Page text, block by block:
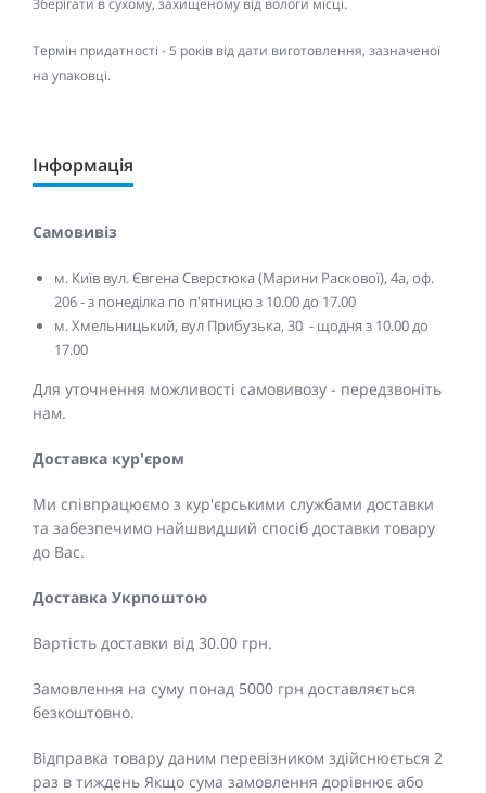
Зберігати в сухому, захищеному від вологи місці.
Термін придатності - 5 років від дати виготовлення, зазначеної
на упаковці.
Інформація
Самовивіз
м. Київ вул. Євгена Сверстюка (Марини Раскової), 4а, оф.
206 - з понеділка по п'ятницю з 10.00 до 17.00
м. Хмельницький, вул Прибузька, 30 - щодня з 10.00 до
17.00
Для уточнення можливості самовивозу - передзвоніть
нам.
Доставка кур'єром
Ми співпрацюємо з кур'єрськими службами доставки
та забезпечимо найшвидший спосіб доставки товару
до Вас.
Доставка Укрпоштою
Вартість доставки від 30.00 грн.
Замовлення на суму понад 5000 грн доставляється
безкоштовно.
Відправка товару даним перевізником здійснюється 2
раз в тиждень Якщо сума замовлення дорівнює або